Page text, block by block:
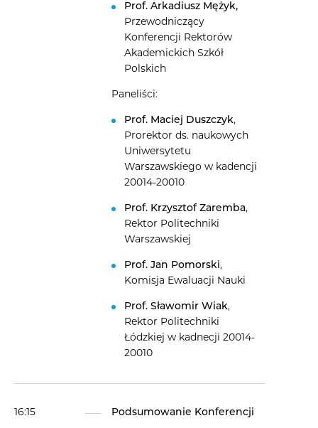
Prof. Arkadiusz Mężyk,
Przewodniczący
Konferencji Rektorów
Akademickich Szkół
Polskich
Paneliści:
Prof. Maciej Duszczyk,
Prorektor ds. naukowych
Uniwersytetu
Warszawskiego w kadencji
20014-20010
Prof. Krzysztof Zaremba,
Rektor Politechniki
Warszawskiej
Prof. Jan Pomorski,
Komisja Ewaluacji Nauki
Prof. Sławomir Wiak,
Rektor Politechniki
Łódzkiej w kadnecji 20014-
20010
16:15 Podsumowanie Konferencji